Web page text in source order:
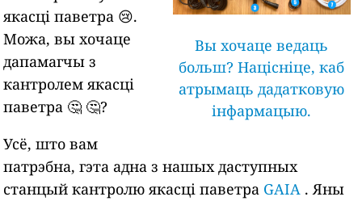
Вы хочаце ведаць
больш? Націсніце, каб
атрымаць дадатковую
інфармацыю.
якасці паветра 😢.
Можа, вы хочаце
дапамагчы з
кантролем якасці
паветра 🤔 🤔?
Усё, што вам
патрэбна, гэта адна з нашых даступных
станцый кантролю якасці паветра GAIA . Яны